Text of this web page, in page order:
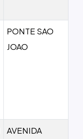
PONTE SAO
JOAO
AVENIDA